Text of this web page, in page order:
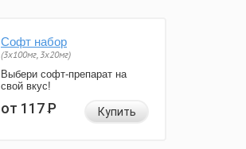
Софт набор
(3x100мг, 3x20мг)
Выбери софт-препарат на
свой вкус!
от 117Р Купить